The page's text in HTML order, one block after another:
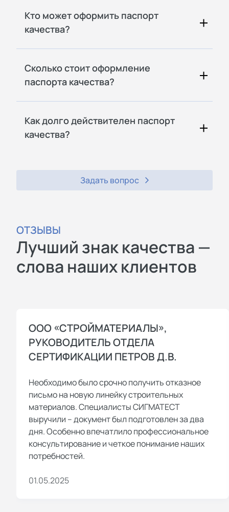
Кто может оформить паспорт
качества?
Сколько стоит оформление
паспорта качества?
Как долго действителен паспорт
качества?
Задать вопрос
ОТЗЫВЫ
Лучший знак качества —
слова наших клиентов
ООО «СТРОЙМАТЕРИАЛЫ»,
РУКОВОДИТЕЛЬ ОТДЕЛА
СЕРТИФИКАЦИИ ПЕТРОВ Д.В.
Необходимо было срочно получить отказное
письмо на новую линейку строительных
материалов. Специалисты СИГМАТЕСТ
выручили – документ был подготовлен за два
дня. Особенно впечатлило профессиональное
консультирование и четкое понимание наших
потребностей.
01.05.2025